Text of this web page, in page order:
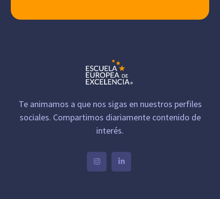
Te animamos a que nos sigas en nuestros perfiles
sociales. Compartimos diariamente contenido de
interés.